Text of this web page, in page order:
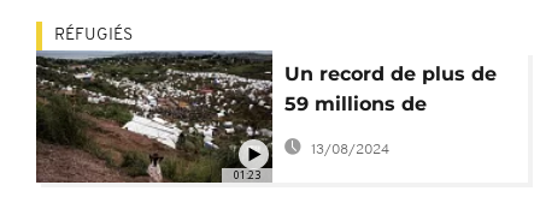
01:23
RÉFUGIÉS
Un record de plus de
59 millions de
personnes déplacées
en 2021
13/08/2024